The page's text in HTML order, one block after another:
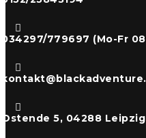

034297/779697 (Mo-Fr


Ostende 5, 04288 Leipzig